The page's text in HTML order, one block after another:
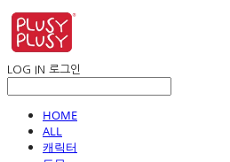
LOG IN 로그인
HOME
ALL
캐릭터